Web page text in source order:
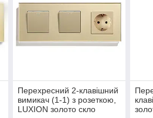
Перехресний 2-клавішний
вимикач (1-1) з розеткою,
LUXION золото скло